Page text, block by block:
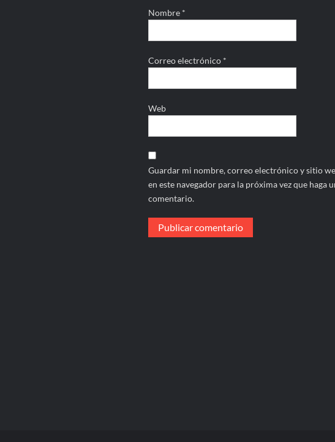
Nombre *
Correo electrónico *
Web
Guardar mi nombre, correo electrónico y sitio
en este navegador para la próxima vez que haga
comentario.